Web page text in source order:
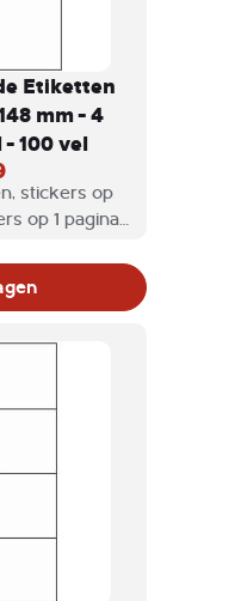
Etiketten
mm - 4
100 vel
stickers op
op 1 pagina